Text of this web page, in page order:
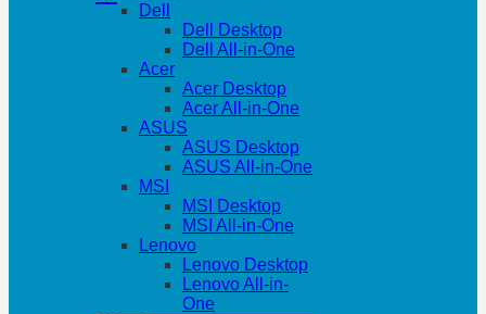
Dell
Dell Desktop
Dell All-in-One
Acer
Acer Desktop
Acer All-in-One
ASUS
ASUS Desktop
ASUS All-in-One
MSI
MSI Desktop
MSI All-in-One
Lenovo
Lenovo Desktop
Lenovo All-in-
One